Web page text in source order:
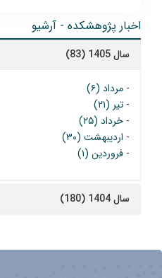
اخبار پژوهشکده - آرشیو
سال 1405 (83)
- مرداد (۶)
- تیر (۲۱)
- خرداد (۲۵)
- اردیبهشت (۳۰)
- فروردین (۱)
سال 1404 (180)